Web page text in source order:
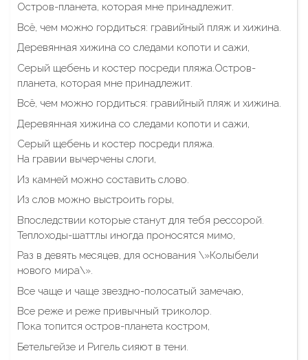
Остров-планета, которая мне принадлежит.
Всё, чем можно гордиться: гравийный пляж и хижина.
Деревянная хижина со следами копоти и сажи,
Серый щебень и костер посреди пляжа. Остров-
планета, которая мне принадлежит.
Всё, чем можно гордиться: гравийный пляж и хижина.
Деревянная хижина со следами копоти и сажи,
Серый щебень и костер посреди пляжа.
На гравии вычерчены слоги,
Из камней можно составить слово.
Из слов можно выстроить горы,
Впоследствии которые станут для тебя рессорой.
Теплоходы-шаттлы иногда проносятся мимо,
Раз в девять месяцев, для основания \»Колыбели
нового мира\».
Все чаще и чаще звездно-полосатый замечаю,
Все реже и реже привычный триколор.
Пока топится остров-планета костром,
Бетельгейзе и Ригель сияют в тени.